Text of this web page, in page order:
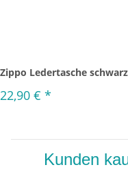
Zippo Ledertasche
22,90 € *
Kunden